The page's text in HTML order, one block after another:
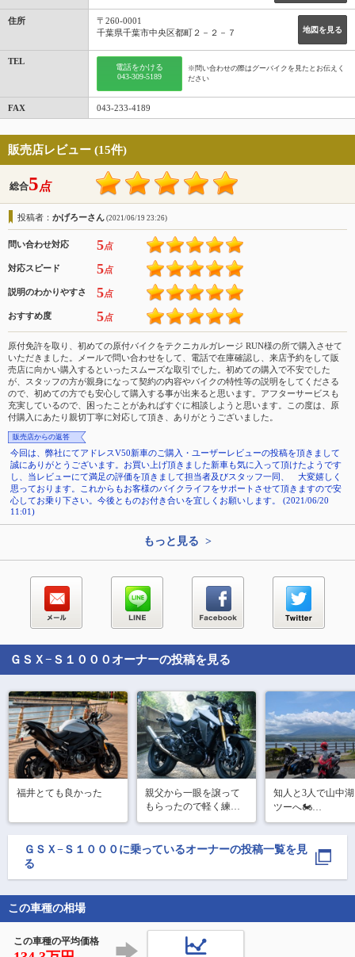
住所
地図を見る
〒260-0001
千葉県千葉市中央区都町２－２－７
TEL
電話をかける
043-309-5189
※問い合わせの際はグーバイクを見たとお伝えく
ださい
FAX 043-233-4189
販売店レビュー (15件)
総合5点
投稿者： かげろーさん (2021/06/19 23:26)
問い合わせ対応 5点
対応スピード 5点
説明のわかりやすさ 5点
おすすめ度 5点
原付免許を取り、初めての原付バイクをテクニカルガレージ RUN様の所で購入させて
いただきました。メールで問い合わせをして、電話で在庫確認し、来店予約をして販
売店に向かい購入するといったスムーズな取引でした。初めての購入で不安でした
が、スタッフの方が親身になって契約の内容やバイクの特性等の説明をしてくださる
ので、初めての方でも安心して購入する事が出来ると思います。アフターサービスも
充実しているので、困ったことがあればすぐに相談しようと思います。この度は、原
付購入にあたり親切丁寧に対応して頂き、ありがとうございました。
販売店からの返答
今回は、弊社にてアドレスV50新車のご購入・ユーザーレビューの投稿を頂きまして
誠にありがとうございます。お買い上げ頂きました新車も気に入って頂けたようです
し、当レビューにて満足の評価を頂きまして担当者及びスタッフ一同、 大変嬉しく
思っております。これからもお客様のバイクライフをサポートさせて頂きますので安
心してお乗り下さい。今後とものお付き合いを宜しくお願いします。 (2021/06/20
11:01)
もっと見る >
ＧＳＸ−Ｓ１０００ オーナーの投稿を見る
福井とても良かった
親父から一眼を譲って
もらったので軽く練習
中
知人と3人で山中
ツーへ🏍️
🏞️鳥居原
🏞️道志
富士山は残念なが
小作でほうとうを
ＧＳＸ−Ｓ１０００ に乗っているオーナーの投稿一覧を見
る
この車種の相場
この車種の平均価格